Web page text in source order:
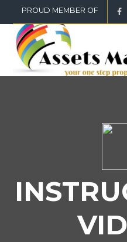
PROUD MEMBER OF